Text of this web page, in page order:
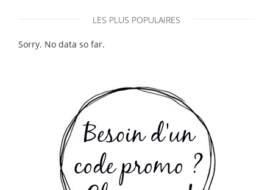
LES PLUS POPULAIRES
Sorry. No data so far.